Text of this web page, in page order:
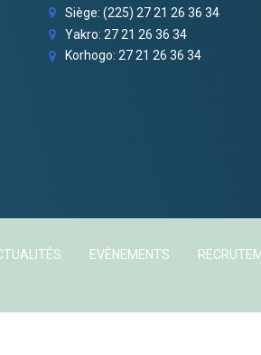
Siège: (225) 27 21 26 36 34
Yakro: 27 21 26 36 34
Korhogo: 27 21 26 36 34
EVÈNEMENTS